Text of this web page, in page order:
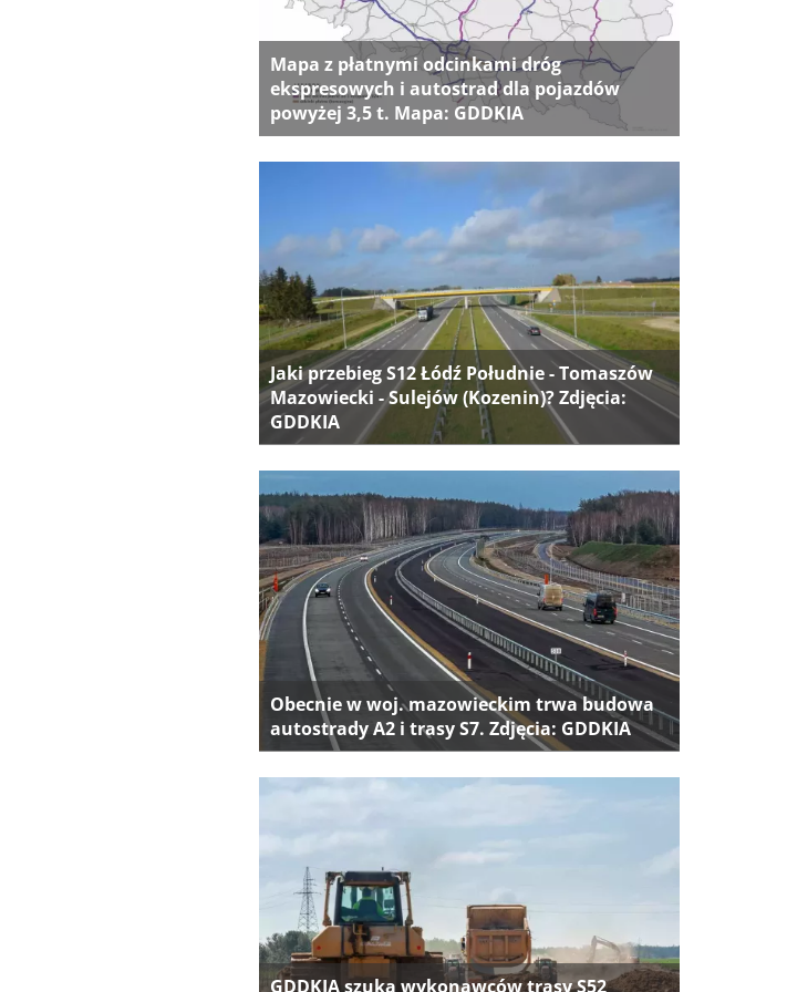
Mapa z płatnymi odcinkami dróg
ekspresowych i autostrad dla pojazdów
powyżej 3,5 t. Mapa: GDDKIA
Jaki przebieg S12 Łódź Południe - Tomaszów
Mazowiecki - Sulejów (Kozenin)? Zdjęcia:
GDDKIA
Obecnie w woj. mazowieckim trwa budowa
autostrady A2 i trasy S7. Zdjęcia: GDDKIA
GDDKIA szuka wykonawców trasy S52